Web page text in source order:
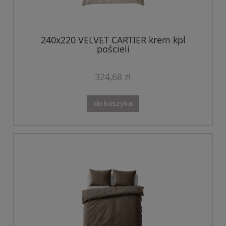
240x220 VELVET CARTIER krem kpl
pościeli
324,68 zł
do koszyka